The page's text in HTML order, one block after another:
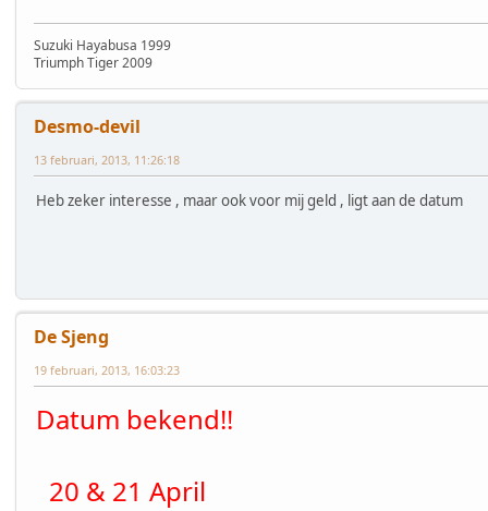
Suzuki Hayabusa 1999
Triumph Tiger 2009
Desmo-devil
13 februari, 2013, 11:26:18
Heb zeker interesse , maar ook voor mij geld , ligt aan de datum
De Sjeng
19 februari, 2013, 16:03:23
Datum bekend!!
20 & 21 April